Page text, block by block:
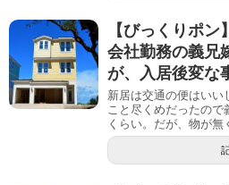
【びっくりポ
会社勤務の義兄
が、入居後変な
新居は交通の便はいい
こと尽くめだったの
くらい。だが、物が無